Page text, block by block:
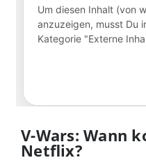
V-Wars: Wann
Netflix?